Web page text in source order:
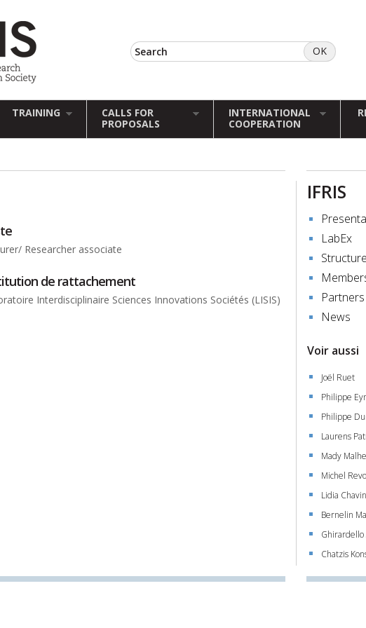
TRAINING
CALLS FOR
PROPOSALS
INTERNATIONAL
COOPERATION
Researcher associate
de rattachement
Interdisciplinaire Sciences Innovations Sociétés (LISIS)
IFRIS
LabEx
Partners
News
Voir aussi
Joël Ruet
Philippe
Philippe
Laurens
Mady
Michel
Lidia
Bernelin
Ghirardello
Chatzis